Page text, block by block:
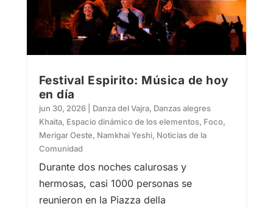
Festival Espirito: Música de hoy
en día
jun 30, 2026| Danza del Vajra, Danzas alegres
Khaita, Espacio dinámico de los elementos, Foco,
Merigar Oeste, Namkhai Yeshi, Noticias de la
Comunidad
Durante dos noches calurosas y
hermosas, casi 1000 personas se
reunieron en la Piazza della